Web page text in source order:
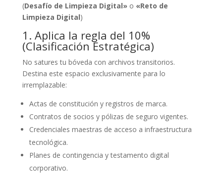
(Desafío de Limpieza Digital»o «Reto de
Limpieza Digital)
1. Aplica la regla del 10%
(Clasificación Estratégica)
No satures tu bóveda con archivos transitorios.
Destina este espacio exclusivamente para lo
irremplazable:
Actas de constitución y registros de marca.
Contratos de socios y pólizas de seguro vigentes.
Credenciales maestras de acceso a infraestructura
tecnológica.
Planes de contingencia y testamento digital
corporativo.